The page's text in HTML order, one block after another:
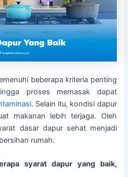
beberapa kriteria penting
proses memasak dapat
. Selain itu, kondisi dapur
makanan lebih terjaga. Oleh
dasar dapur sehat menjadi
rumah.
syarat dapur yang baik,